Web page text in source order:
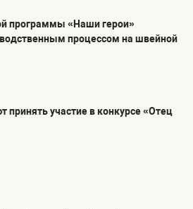
программы «Наши герои»
процессом на швейной
принять участие в конкурсе «Отец